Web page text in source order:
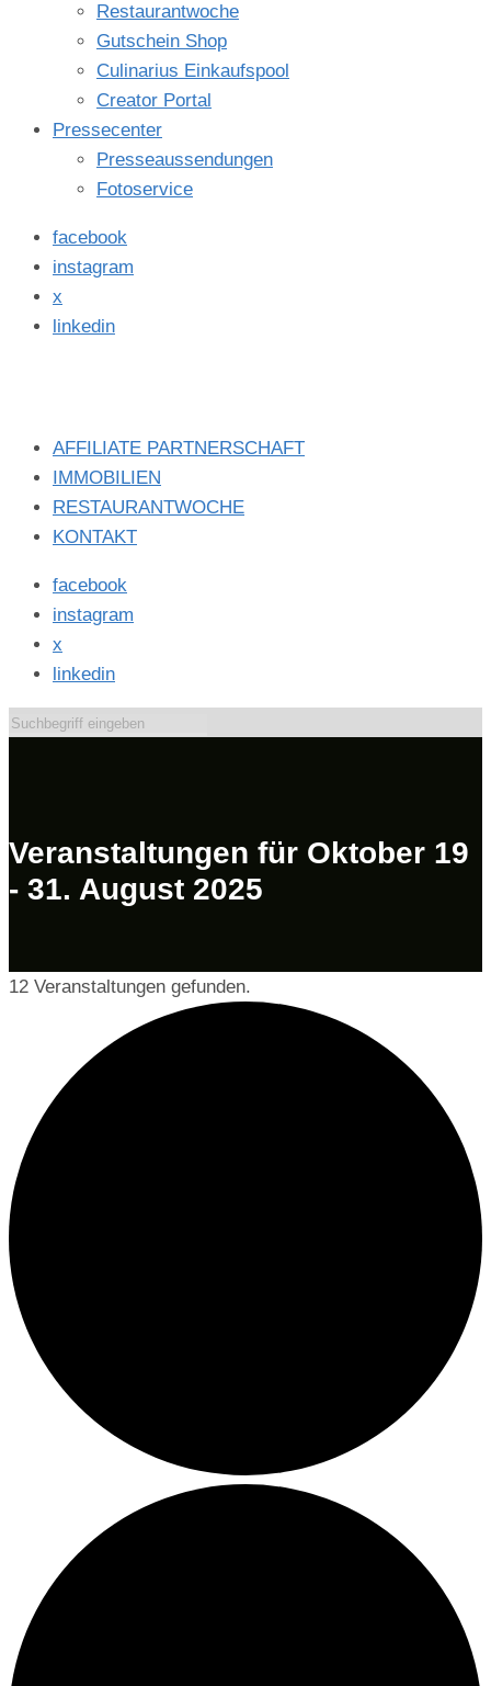
Restaurantwoche
Gutschein Shop
Culinarius Einkaufspool
Creator Portal
Pressecenter
Presseaussendungen
Fotoservice
facebook
instagram
x
linkedin
AFFILIATE PARTNERSCHAFT
IMMOBILIEN
RESTAURANTWOCHE
KONTAKT
facebook
instagram
x
linkedin
Veranstaltungen für Oktober 19
- 31. August 2025
12 Veranstaltungen gefunden.